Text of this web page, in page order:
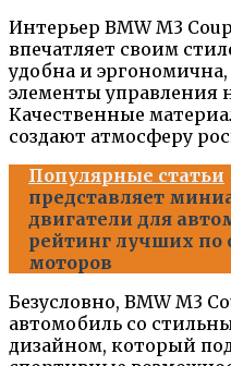
Интерьер BMW M3
впечатляет своим
удобна и
элементы управления
Качественные
создают атмосферу
Популярные статьи
представляет
двигатели для
рейтинг лучших по
моторов
Безусловно, BMW M3
автомобиль со
дизайном, который